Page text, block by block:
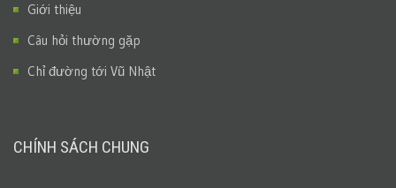
Giới thiệu
Câu hỏi thường gặp
Chỉ đường tới Vũ Nhật
CHÍNH SÁCH CHUNG